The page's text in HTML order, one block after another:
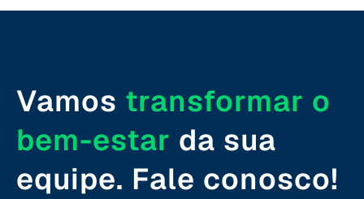
Rio Grande do Sul (RS)
Roraima (RR)
Vamos transformar o
bem-estar da sua
equipe. Fale conosco!